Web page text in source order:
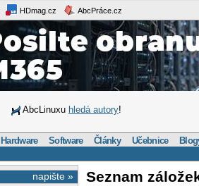
HDmag.cz AbcPráce.cz
AbcLinuxu hledá autory!
Hardware Software Články Učebnice
napište » Seznam